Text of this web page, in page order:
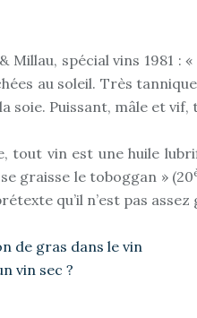
Millau, spécial vins 1981 :
au soleil. Très
soie. Puissant, mâle et
tout vin est une huile
graisse le toboggan » (20
qu’il n’est pas assez
de gras dans le vin
vin sec ?